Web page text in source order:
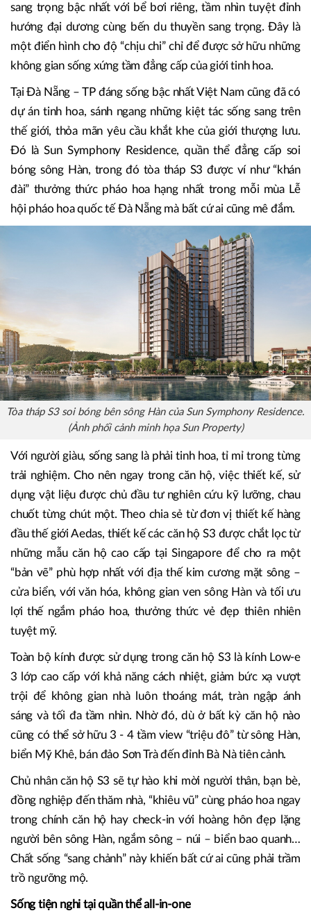
sang trọng bậc nhất với bể bơi riêng, tầm nhìn tuyệt đỉnh
hướng đại dương cùng bến du thuyền sang trọng. Đây là
một điển hình cho độ “chịu chi” chỉ để được sở hữu những
không gian sống xứng tầm đẳng cấp của giới tinh hoa.
Tại Đà Nẵng – TP đáng sống bậc nhất Việt Nam cũng đã có
dự án tinh hoa, sánh ngang những kiệt tác sống sang trên
thế giới, thỏa mãn yêu cầu khắt khe của giới thượng lưu.
Đó là Sun Symphony Residence, quần thể đẳng cấp soi
bóng sông Hàn, trong đó tòa tháp S3 được ví như “khán
đài” thưởng thức pháo hoa hạng nhất trong mỗi mùa Lễ
hội pháo hoa quốc tế Đà Nẵng mà bất cứ ai cũng mê đắm.
Tòa tháp S3 soi bóng bên sông Hàn của Sun Symphony Residence.
(Ảnh phối cảnh minh họa Sun Property)
Với người giàu, sống sang là phải tinh hoa, tỉ mỉ trong từng
trải nghiệm. Cho nên ngay trong căn hộ, việc thiết kế, sử
dụng vật liệu được chủ đầu tư nghiên cứu kỹ lưỡng, chau
chuốt từng chút một. Theo chia sẻ từ đơn vị thiết kế hàng
đầu thế giới Aedas, thiết kế các căn hộ S3 được chắt lọc từ
những mẫu căn hộ cao cấp tại Singapore để cho ra một
“bản vẽ” phù hợp nhất với địa thế kim cương mặt sông –
cửa biển, với văn hóa, không gian ven sông Hàn và tối ưu
lợi thế ngắm pháo hoa, thưởng thức vẻ đẹp thiên nhiên
tuyệt mỹ.
Toàn bộ kính được sử dụng trong căn hộ S3 là kính Low-e
3 lớp cao cấp với khả năng cách nhiệt, giảm bức xạ vượt
trội để không gian nhà luôn thoáng mát, tràn ngập ánh
sáng và tối đa tầm nhìn. Nhờ đó, dù ở bất kỳ căn hộ nào
cũng có thể sở hữu 3 - 4 tầm view “triệu đô” từ sông Hàn,
biển Mỹ Khê, bán đảo Sơn Trà đến đỉnh Bà Nà tiên cảnh.
Chủ nhân căn hộ S3 sẽ tự hào khi mời người thân, bạn bè,
đồng nghiệp đến thăm nhà, “khiêu vũ” cùng pháo hoa ngay
trong chính căn hộ hay check-in với hoàng hôn đẹp lặng
người bên sông Hàn, ngắm sông – núi – biển bao quanh…
Chất sống “sang chảnh” này khiến bất cứ ai cũng phải trầm
trồ ngưỡng mộ.
Sống tiện nghi tại quần thể all-in-one